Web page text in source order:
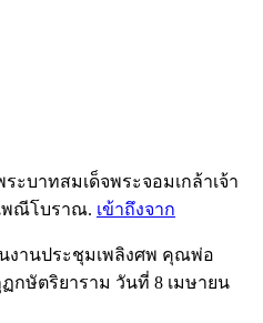
บาทสมเด็จพระจอมเกล้าเจ้า
พณีโบราณ.
งานประชุมเพลิงศพ คุณพ่อ
ษัตริยาราม วันที่ 8 เมษายน